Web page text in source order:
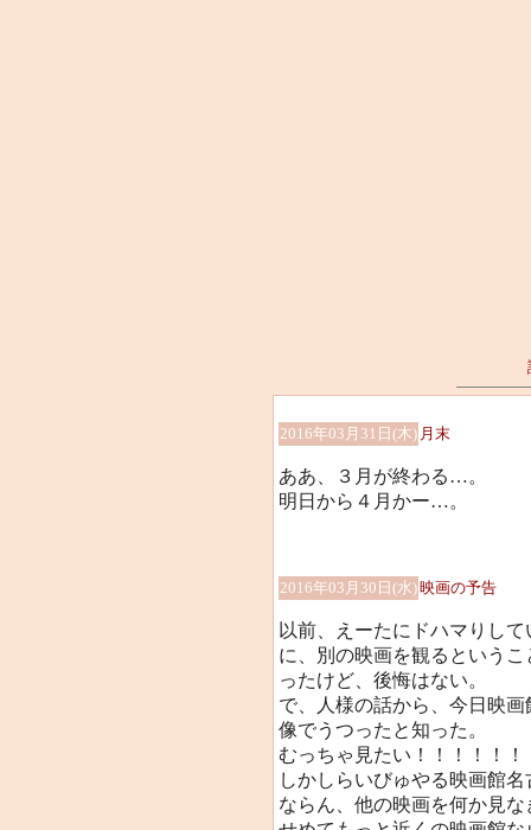
2016年03月31日(木) 月末
ああ、３月が終わる…。
明日から４月かー…。
2016年03月30日(水)映画の予告
以前、えーたにドハマりし
に、別の映画を観るという
ったけど、後悔はない。
で、人様の話から、今日映
像でうつったと知った。
むっちゃ見たい！！！！！！
しかしらいびゅやる映画館
ならん、他の映画を何か見